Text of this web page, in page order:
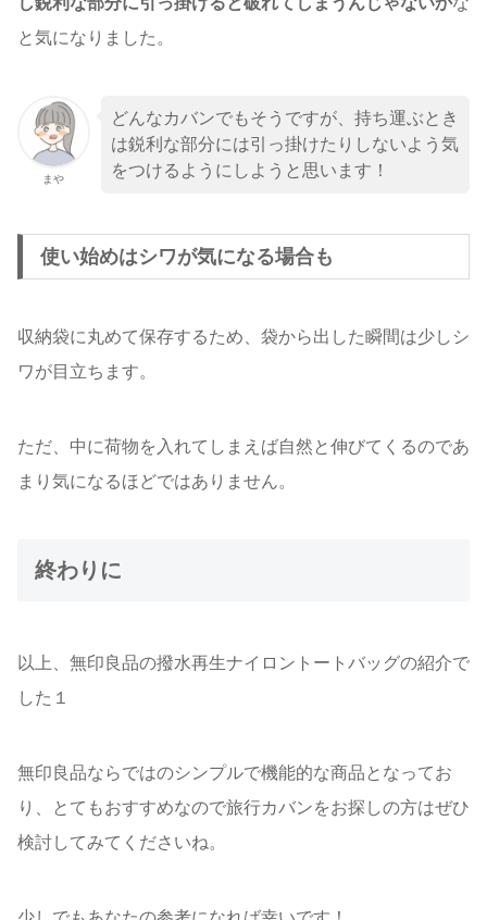
と気になりました。
まや
どんなカバンでもそうですが、持ち運ぶとき
は鋭利な部分には引っ掛けたりしないよう気
をつけるようにしようと思います！
使い始めはシワが気になる場合も
収納袋に丸めて保存するため、袋から出した瞬間は少しシ
ワが目立ちます。
ただ、中に荷物を入れてしまえば自然と伸びてくるのであ
まり気になるほどではありません。
終わりに
以上、無印良品の撥水再生ナイロントートバッグの紹介で
した１
無印良品ならではのシンプルで機能的な商品となってお
り、とてもおすすめなので旅行カバンをお探しの方はぜひ
検討してみてくださいね。